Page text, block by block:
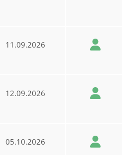
11.09.2026
12.09.2026
05.10.2026